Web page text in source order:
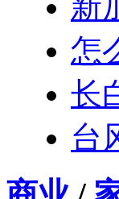
新
怎
长
台